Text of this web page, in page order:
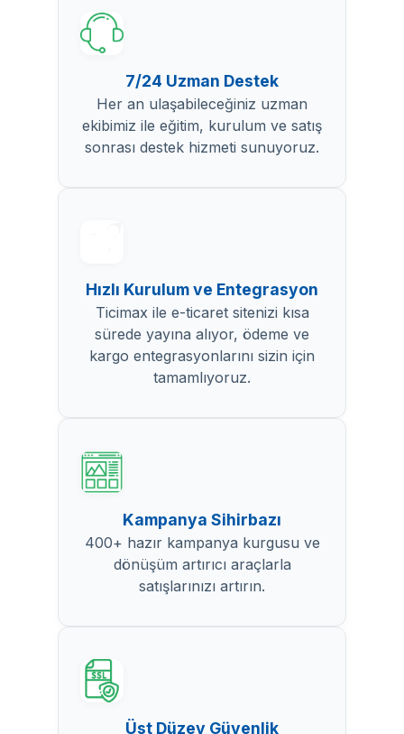
7/24 Uzman Destek
Her an ulaşabileceğiniz uzman
ekibimiz ile eğitim, kurulum ve satış
sonrası destek hizmeti sunuyoruz.
Hızlı Kurulum ve Entegrasyon
Ticimax ile e-ticaret sitenizi kısa
sürede yayına alıyor, ödeme ve
kargo entegrasyonlarını sizin için
tamamlıyoruz.
Kampanya Sihirbazı
400+ hazır kampanya kurgusu ve
dönüşüm artırıcı araçlarla
satışlarınızı artırın.
Üst Düzey Güvenlik